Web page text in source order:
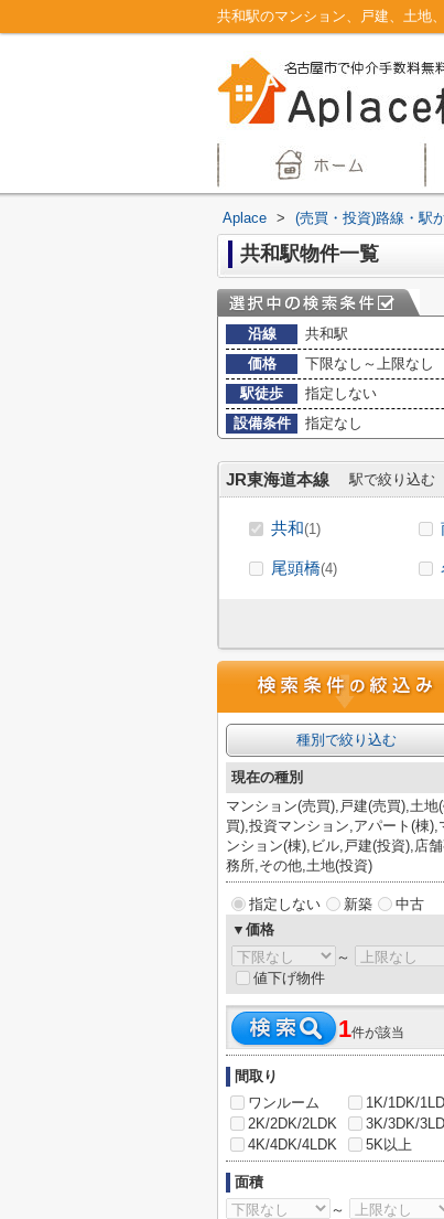
Aplace > (売買・投資)路線・駅
共和駅物件一覧
沿線
共和駅
価格
下限なし～上限なし
駅徒歩
指定しない
設備条件
指定なし
JR東海道本線 駅で絞り込む
共和(1)
尾頭橋(4)
種別で絞り込む
現在の種別
マンション(売買),戸建(売買),土地
買),投資マンション,アパート(棟),
ンション(棟),ビル,戸建(投資),店
務所,その他,土地(投資)
指定しない 新築
中古
▼価格
～
値下げ物件
1件が該当
間取り
ワンルーム
1K/1DK/
2K/2DK/2LDK
3K/3DK/
4K/4DK/4LDK
5K以上
面積
～